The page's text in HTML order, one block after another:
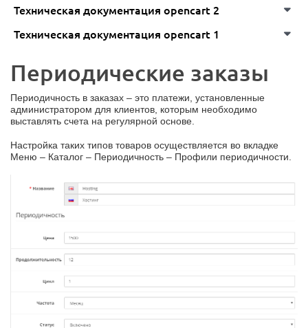
Техническая документация opencart 2
Техническая документация opencart 1
Периодические заказы
Периодичность в заказах – это платежи, установленные
администратором для клиентов, которым необходимо
выставлять счета на регулярной основе.
Настройка таких типов товаров осуществляется во вкладке
Меню – Каталог – Периодичность – Профили периодичности.